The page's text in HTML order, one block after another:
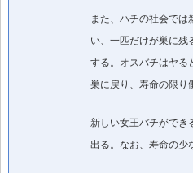
また、ハチの社会で
い、一匹だけが巣に残
する。オスバチはヤる
巣に戻り、寿命の限り
新しい女王バチができ
出る。なお、寿命の少